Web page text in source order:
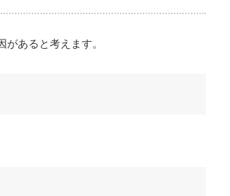
あると考えます。